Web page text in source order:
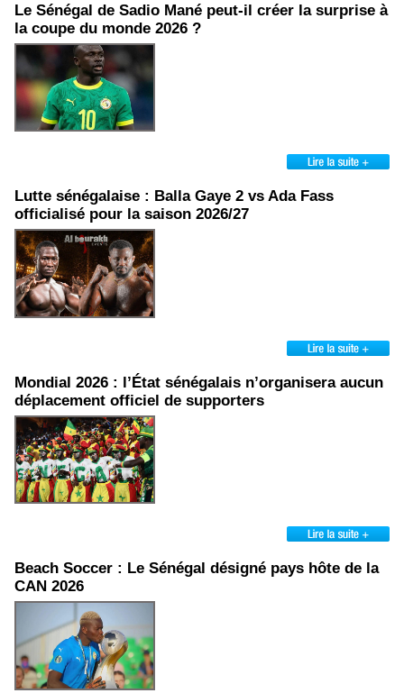
Le Sénégal de Sadio Mané peut-il créer la surprise à
la coupe du monde 2026 ?
Lutte sénégalaise : Balla Gaye 2 vs Ada Fass
officialisé pour la saison 2026/27
Mondial 2026 : l’État sénégalais n’organisera aucun
déplacement officiel de supporters
Beach Soccer : Le Sénégal désigné pays hôte de la
CAN 2026